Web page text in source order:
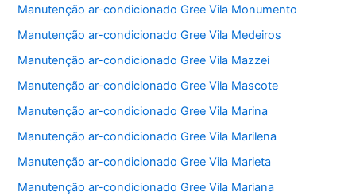
Manutenção ar-condicionado Gree Vila Monumento
Manutenção ar-condicionado Gree Vila Medeiros
Manutenção ar-condicionado Gree Vila Mazzei
Manutenção ar-condicionado Gree Vila Mascote
Manutenção ar-condicionado Gree Vila Marina
Manutenção ar-condicionado Gree Vila Marilena
Manutenção ar-condicionado Gree Vila Marieta
Manutenção ar-condicionado Gree Vila Mariana